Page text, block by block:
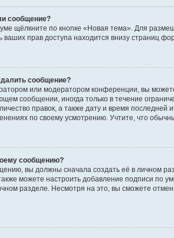
сообщение?
щёлкните по кнопке «Новая тема». Для
ваших прав доступа находится внизу страниц
сообщение?
или модератором конференции, вы
сообщении, иногда только в течение
правок, а также дату и время
по своему усмотрению. Учтите, что
сообщению?
вы должны сначала создать её в личном
можете настроить добавление подписи по
разделе. Несмотря на это, вы сможете